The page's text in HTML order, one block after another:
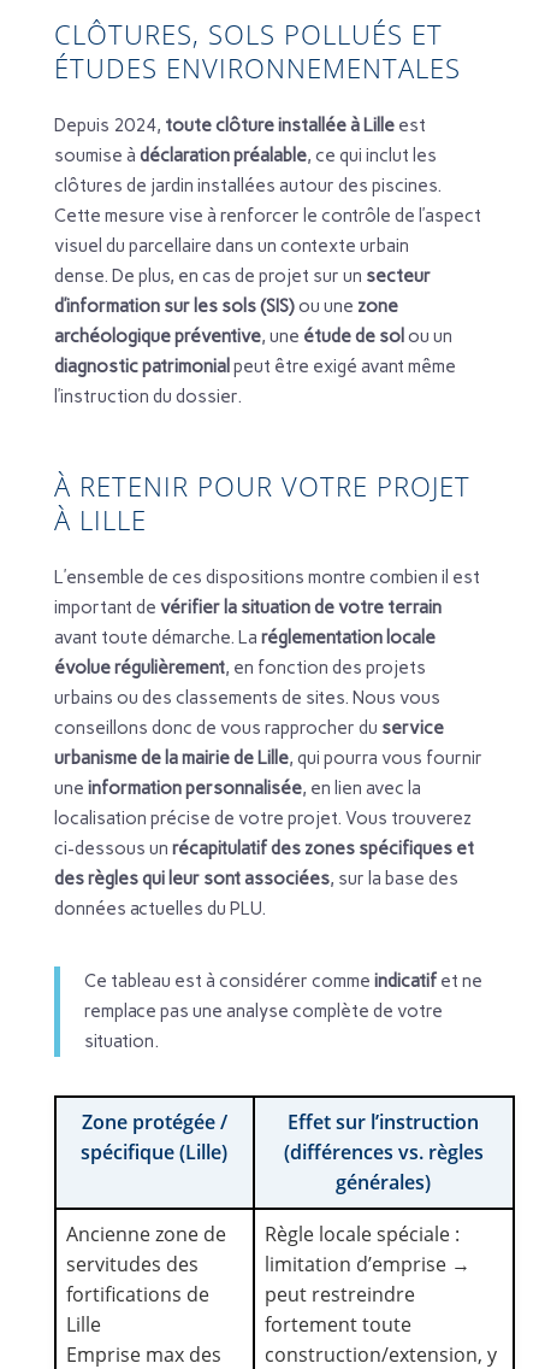
CLÔTURES, SOLS POLLUÉS ET
ÉTUDES ENVIRONNEMENTALES
Depuis 2024, toute clôture installée à Lilleest
soumise à déclaration préalable, ce qui inclut les
clôtures de jardin installées autour des piscines.
Cette mesure vise à renforcer le contrôle de l’aspect
visuel du parcellaire dans un contexte urbain
dense. De plus, en cas de projet sur un secteur
d’information sur les sols (SIS)ou une zone
archéologique préventive, une étude de sol ou un
diagnostic patrimonial peut être exigé avant même
l’instruction du dossier.
À RETENIR POUR VOTRE PROJET
À LILLE
L’ensemble de ces dispositions montre combien il est
important de vérifier la situation de votre terrain
avant toute démarche. La réglementation locale
évolue régulièrement, en fonction des projets
urbains ou des classements de sites. Nous vous
conseillons donc de vous rapprocher du service
urbanisme de la mairie de Lille, qui pourra vous fournir
une information personnalisée, en lien avec la
localisation précise de votre projet. Vous trouverez
ci-dessous un récapitulatif des zones spécifiques et
des règles qui leur sont associées, sur la base des
données actuelles du PLU.
Ce tableau est à considérer comme indicatifet ne
remplace pas une analyse complète de votre
situation.
Zone protégée /
spécifique (Lille)
Effet sur l’instruction
(différences vs. règles
générales)
Ancienne zone de
servitudes des
fortifications de
Lille
Emprise max des
Règle locale spéciale :
limitation d’emprise →
peut restreindre
fortement toute
construction/extension, y